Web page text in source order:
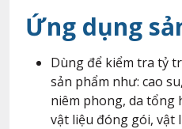
Ứng dụng
Dùng để kiểm tra tỷ
sản phẩm như: cao
niêm phong, da tổng
vật liệu đóng gói, vật